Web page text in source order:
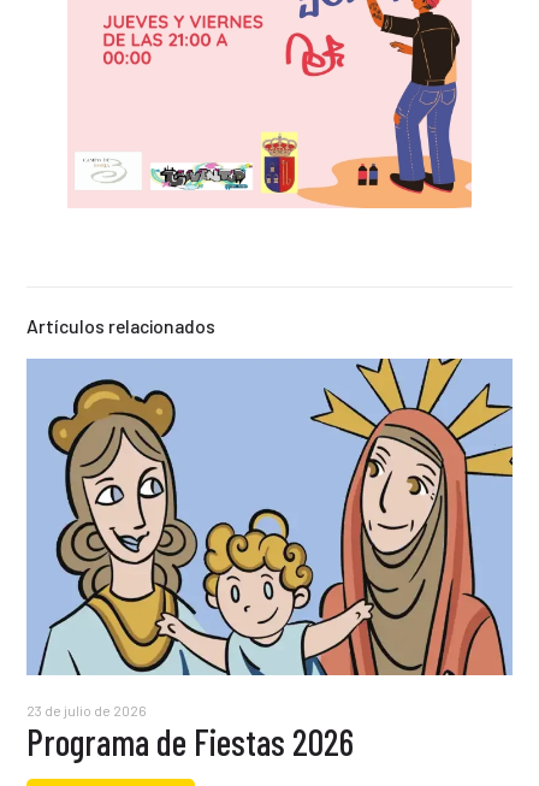
Artículos relacionados
23 de julio de 2026
Programa de Fiestas 2026